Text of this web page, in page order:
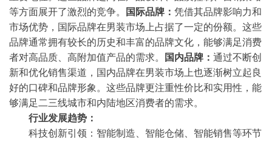
等方面展开了激烈的竞争。
国际品牌： 凭借其品牌影响力和
市场优势，国际品牌在男装市场上占据了一定的份额。这些
品牌通常拥有较长的历史和丰富的品牌文化，能够满足消费
者对高品质、高附加值产品的需求。
国内品牌： 通过不断创
新和优化销售渠道，国内品牌在男装市场上也逐渐树立起良
好的口碑和品牌形象。这些品牌更注重性价比和实用性，能
够满足二三线城市和内陆地区消费者的需求。
行业发展趋势 ：
科技创新引领：智能制造、智能仓储、智能销售等环节